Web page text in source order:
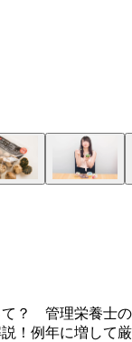
て？ 管理栄養士の
！例年に増して厳